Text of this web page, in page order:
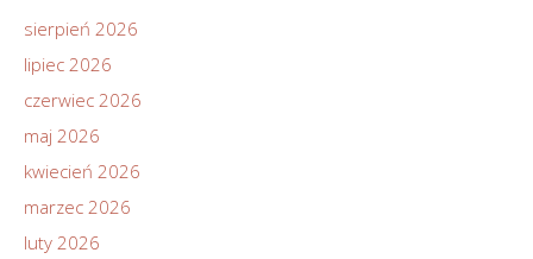
sierpień 2026
lipiec 2026
czerwiec 2026
maj 2026
kwiecień 2026
marzec 2026
luty 2026